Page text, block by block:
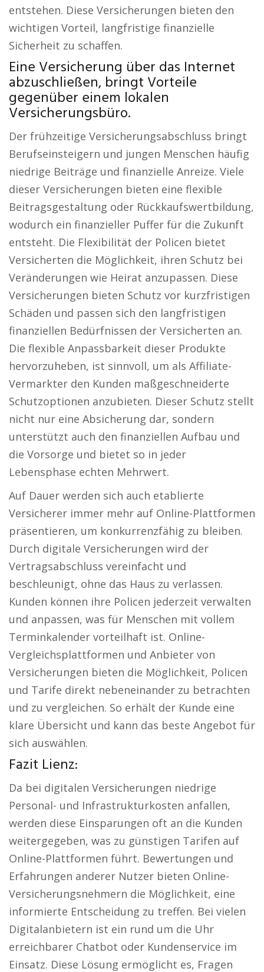
entstehen. Diese Versicherungen bieten den
wichtigen Vorteil, langfristige finanzielle
Sicherheit zu schaffen.
Eine Versicherung über das Internet
abzuschließen, bringt Vorteile
gegenüber einem lokalen
Versicherungsbüro.
Der frühzeitige Versicherungsabschluss bringt
Berufseinsteigern und jungen Menschen häufig
niedrige Beiträge und finanzielle Anreize. Viele
dieser Versicherungen bieten eine flexible
Beitragsgestaltung oder Rückkaufswertbildung,
wodurch ein finanzieller Puffer für die Zukunft
entsteht. Die Flexibilität der Policen bietet
Versicherten die Möglichkeit, ihren Schutz bei
Veränderungen wie Heirat anzupassen. Diese
Versicherungen bieten Schutz vor kurzfristigen
Schäden und passen sich den langfristigen
finanziellen Bedürfnissen der Versicherten an.
Die flexible Anpassbarkeit dieser Produkte
hervorzuheben, ist sinnvoll, um als Affiliate-
Vermarkter den Kunden maßgeschneiderte
Schutzoptionen anzubieten. Dieser Schutz stellt
nicht nur eine Absicherung dar, sondern
unterstützt auch den finanziellen Aufbau und
die Vorsorge und bietet so in jeder
Lebensphase echten Mehrwert.
Auf Dauer werden sich auch etablierte
Versicherer immer mehr auf Online-Plattformen
präsentieren, um konkurrenzfähig zu bleiben.
Durch digitale Versicherungen wird der
Vertragsabschluss vereinfacht und
beschleunigt, ohne das Haus zu verlassen.
Kunden können ihre Policen jederzeit verwalten
und anpassen, was für Menschen mit vollem
Terminkalender vorteilhaft ist. Online-
Vergleichsplattformen und Anbieter von
Versicherungen bieten die Möglichkeit, Policen
und Tarife direkt nebeneinander zu betrachten
und zu vergleichen. So erhält der Kunde eine
klare Übersicht und kann das beste Angebot für
sich auswählen.
Fazit Lienz:
Da bei digitalen Versicherungen niedrige
Personal- und Infrastrukturkosten anfallen,
werden diese Einsparungen oft an die Kunden
weitergegeben, was zu günstigen Tarifen auf
Online-Plattformen führt. Bewertungen und
Erfahrungen anderer Nutzer bieten Online-
Versicherungsnehmern die Möglichkeit, eine
informierte Entscheidung zu treffen. Bei vielen
Digitalanbietern ist ein rund um die Uhr
erreichbarer Chatbot oder Kundenservice im
Einsatz. Diese Lösung ermöglicht es, Fragen